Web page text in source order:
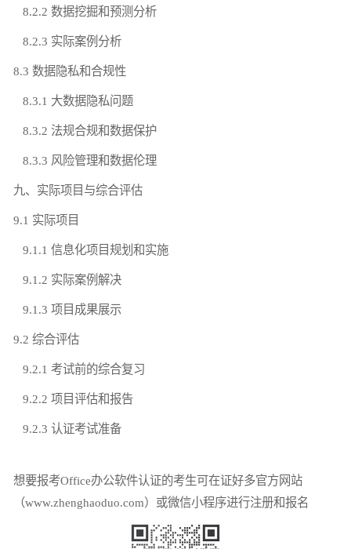
8.2.2 数据挖掘和预测分析
8.2.3 实际案例分析
8.3 数据隐私和合规性
8.3.1 大数据隐私问题
8.3.2 法规合规和数据保护
8.3.3 风险管理和数据伦理
九、实际项目与综合评估
9.1 实际项目
9.1.1 信息化项目规划和实施
9.1.2 实际案例解决
9.1.3 项目成果展示
9.2 综合评估
9.2.1 考试前的综合复习
9.2.2 项目评估和报告
9.2.3 认证考试准备
想要报考Office办公软件认证的考生可在证好多官方网站
（www.zhenghaoduo.com）或微信小程序进行注册和报名